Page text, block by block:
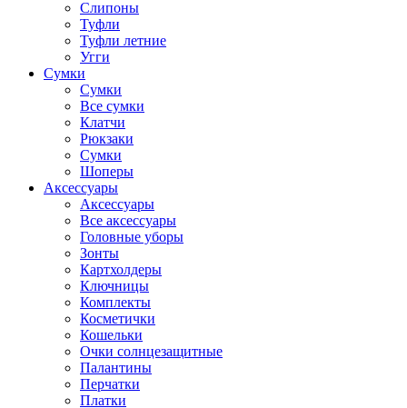
Слипоны
Туфли
Туфли летние
Угги
Сумки
Сумки
Все сумки
Клатчи
Рюкзаки
Сумки
Шоперы
Аксессуары
Аксессуары
Все аксессуары
Головные уборы
Зонты
Картхолдеры
Ключницы
Комплекты
Косметички
Кошельки
Очки солнцезащитные
Палантины
Перчатки
Платки